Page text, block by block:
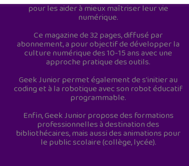
pour les aider à mieux maîtriser leur vie
numérique.
Ce magazine de 32 pages, diffusé par
abonnement, a pour objectif de développer la
culture numérique des 10-15 ans avec une
approche pratique des outils.
Geek Junior permet également de s'initier au
coding et à la robotique avec son robot éducatif
programmable.
Enfin, Geek Junior propose des formations
professionnelles à destination des
bibliothécaires, mais aussi des animations pour
le public scolaire (collège, lycée).